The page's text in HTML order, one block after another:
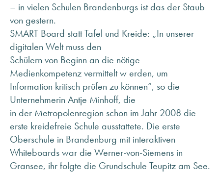
Fortbildungen & Workshops
Fallstudien / Case-Studies
KONTAKT
ANFRAGE SENDEN
ÜBER MINHOFF
KARRIERE
BLOG
INFOMATERIAL & DOWNLOADS
NEWSLETTER ANMELDUNG
– in vielen Schulen Brandenburgs ist das der Staub
von gestern.
SMART Board statt Tafel und Kreide: „In unserer
digitalen Welt muss den
Schülern von Beginn an die nötige
Medienkompetenz vermittelt w erden, um
Information kritisch prüfen zu können“, so die
Unternehmerin Antje Minhoff, die
in der Metropolenregion schon im Jahr 2008 die
erste kreidefreie Schule ausstattete. Die erste
Oberschule in Brandenburg mit interaktiven
Whiteboards war die Werner-von-Siemens in
Gransee, ihr folgte die Grundschule Teupitz am See.